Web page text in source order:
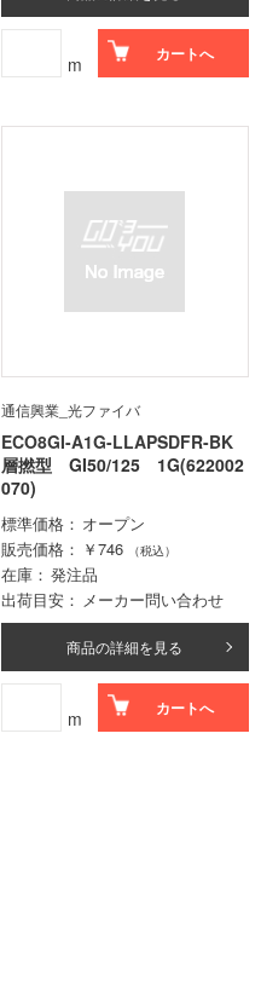
m カートへ
通信興業_光ファイバ
ECO8GI-A1G-LLAPSDFR-BK
層撚型 GI50/125 1G(622002
070)
標準価格
オープン
販売価格
￥746 （税込）
在庫
発注品
出荷目安
メーカー問い合わせ
商品の詳細を見る
m カートへ